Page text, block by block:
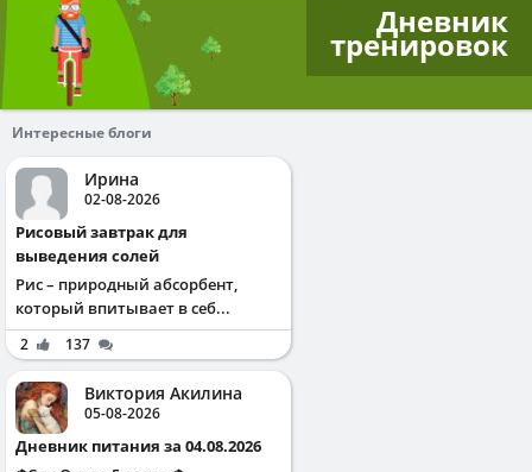
Дневник
тренировок
Интересные блоги
Ирина
02-08-2026
Рисовый завтрак для
выведения солей
Рис – природный абсорбент,
который впитывает в себ...
2 137
Виктория Акилина
05-08-2026
Дневник питания за 04.08.2026